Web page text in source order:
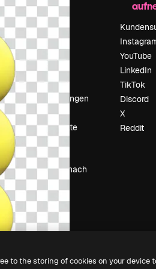
Über uns
Reviews
Suchtrends
Blog
Veranstaltungen
Slidesgo
Deine Inhalte
Pressesaal
Suchst du nach
magnific.ai
YouTube
LinkedIn
TikTok
Discord
X
Reddit
to the storing of cookies on your device